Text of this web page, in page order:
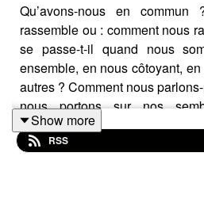
Qu’avons-nous en commun
rassemble ou : comment nous
se passe-t-il quand nous
ensemble, en nous côtoyant,
autres ? Comment nous
nous portons sur nos
voyeuristes, inquisiteurs ? Pour
choisi d’aller à la rencontre
Show more
RSS